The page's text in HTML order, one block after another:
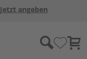
Jetzt angeben